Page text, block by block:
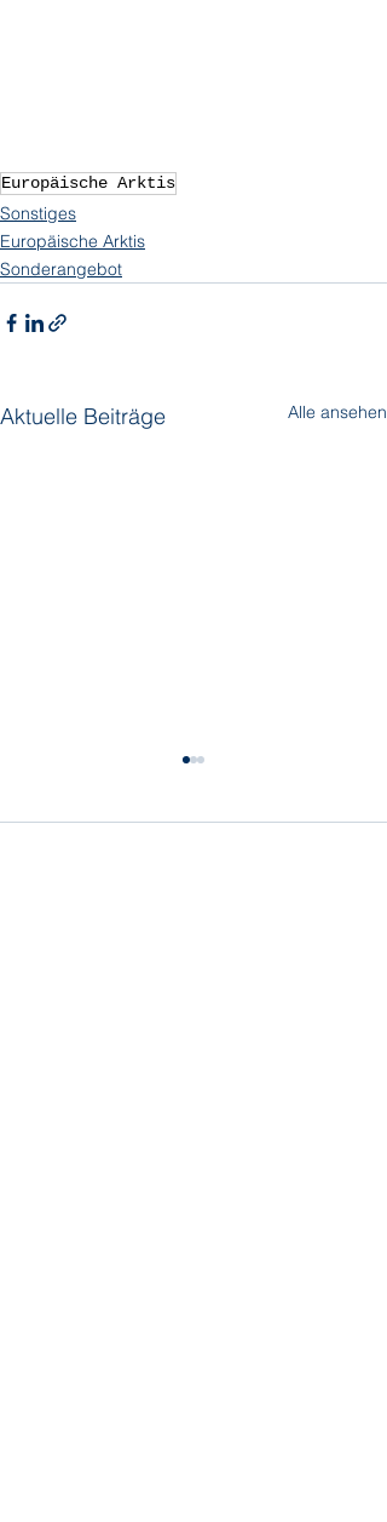
Europäische Arktis
Sonstiges
Europäische Arktis
Sonderangebot
Aktuelle Beiträge Alle ansehen